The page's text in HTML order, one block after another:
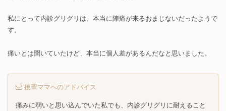
私にとって内診グリグリは、本当に陣痛が来るおまじないだったようで
す。
痛いとは聞いていたけど、本当に個人差があるんだなと思いました。
後輩ママへのアドバイス
痛みに弱いと思い込んでいた私でも、内診グリグリに耐えること